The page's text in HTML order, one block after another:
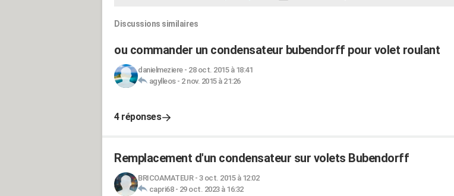
Discussions similaires
ou commander un condensateur bubendorff pour volet roulant
danielmeziere- 28 oct. 2015 à 18:41
agylleos- 2 nov. 2015 à 21:26
4 réponses
Remplacement d'un condensateur sur volets Bubendorff
BRICOAMATEUR- 3 oct. 2015 à 12:02
capri68- 29 oct. 2023 à 16:32